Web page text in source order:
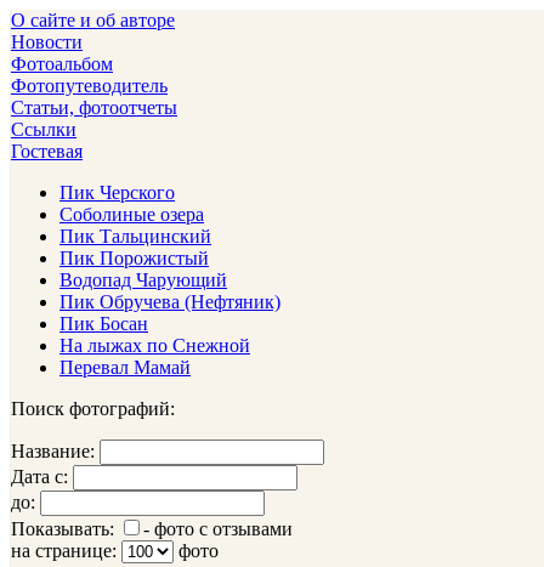
О сайте и об авторе
Новости
Фотоальбом
Фотопутеводитель
Статьи, фотоотчеты
Ссылки
Гостевая
Пик Черского
Соболиные озера
Пик Тальцинский
Пик Порожистый
Водопад Чарующий
Пик Обручева (Нефтяник)
Пик Босан
На лыжах по Снежной
Перевал Мамай
Поиск фотографий:
Название:
Дата с:
до:
Показывать:
- фото с отзывами
на странице:
фото